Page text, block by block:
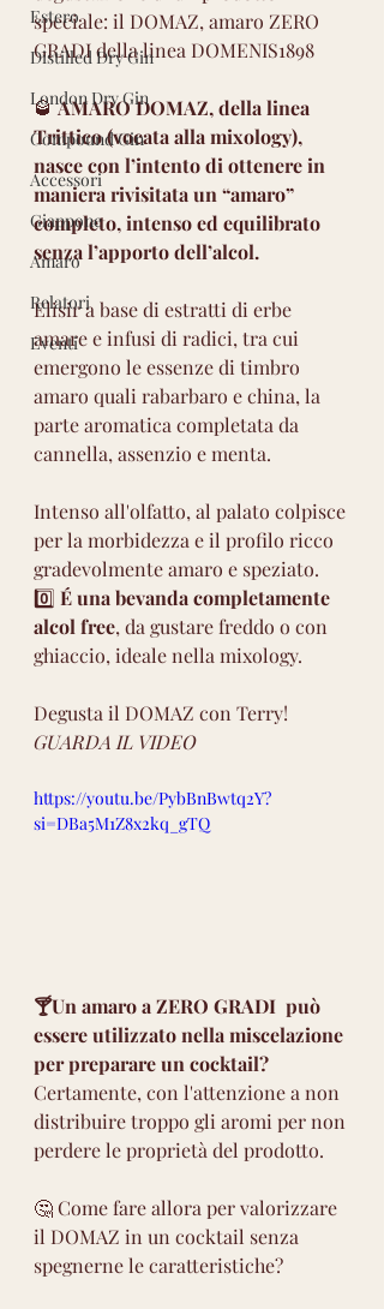
Estero
Distilled Dry Gin
London Dry Gin
Compound Gin
Accessori
Giappone
Amaro
Relatori
Eventi
speciale: il DOMAZ, amaro ZERO
GRADI della linea DOMENIS1898
🥃 AMARO DOMAZ, della linea
Trittico (vocata alla mixology),
nasce con l’intento di ottenere in
maniera rivisitata un “amaro”
completo, intenso ed equilibrato
senza l’apporto dell’alcol.
Elisir a base di estratti di erbe
amare e infusi di radici, tra cui
emergono le essenze di timbro
amaro quali rabarbaro e china, la
parte aromatica completata da
cannella, assenzio e menta.
Intenso all'olfatto, al palato colpisce
per la morbidezza e il profilo ricco
gradevolmente amaro e speziato.
0️⃣ É una bevanda completamente
alcol free, da gustare freddo o con
ghiaccio, ideale nella mixology.
Degusta il DOMAZ con Terry!
GUARDA IL VIDEO
https://youtu.be/PybBnBwtq2Y?
si=DBa5M1Z8x2kq_gTQ
🍸Un amaro a ZERO GRADI  può
essere utilizzato nella miscelazione
per preparare un cocktail?
Certamente, con l'attenzione a non
distribuire troppo gli aromi per non
perdere le proprietà del prodotto.
🤔 Come fare allora per valorizzare
il DOMAZ in un cocktail senza
spegnerne le caratteristiche?